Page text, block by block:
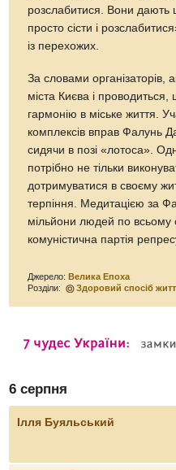
розслабитися. Вони
просто сісти і
із перехожих.
За словами організаторів,
міста Києва і проводиться,
гармонію в міське життя.
комплексів вправ Фалунь
сидячи в позі «лотоса».
потрібно не тільки
дотримуватися в своєму
терпіння. Медитацією за
мільйони людей по всьому
комуністична партія
Джерело: Велика Епоха
Розділи:
Здоровий спосіб
6 серпня
Ілля Буяльський